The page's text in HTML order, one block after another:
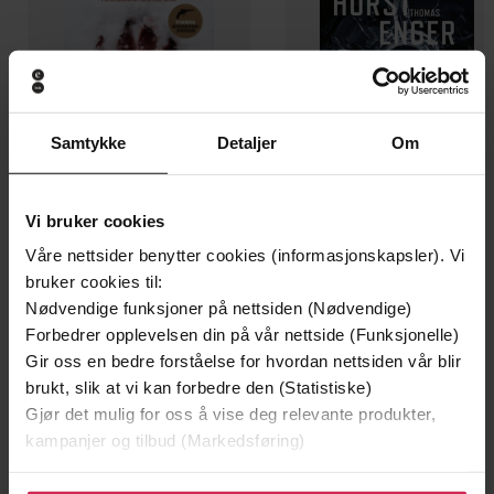
Samtykke Detaljer Om
Vi bruker cookies
Våre nettsider benytter cookies (informasjonskapsler). Vi
bruker cookies til:
Nødvendige funksjoner på nettsiden (Nødvendige)
Forbedrer opplevelsen din på vår nettside (Funksjonelle)
Gir oss en bedre forståelse for hvordan nettsiden vår blir
brukt, slik at vi kan forbedre den (Statistiske)
Gjør det mulig for oss å vise deg relevante produkter,
kampanjer og tilbud (Markedsføring)
129,-
Minnesota
Jo Nesbø
EBOK
Utskudd
EBOK
Undertittel
The brand new suspense thriller from an